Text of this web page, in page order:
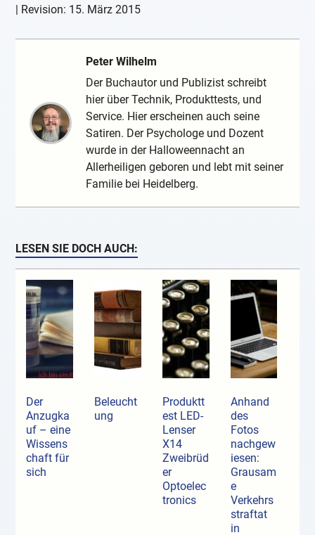
| Revision: 15. März 2015
Peter Wilhelm
Der Buchautor und Publizist schreibt
hier über Technik, Produkttests, und
Service. Hier erscheinen auch seine
Satiren. Der Psychologe und Dozent
wurde in der Halloweennacht an
Allerheiligen geboren und lebt mit seiner
Familie bei Heidelberg.
LESEN SIE DOCH AUCH:
Der
Anzugka
uf ­– eine
Wissens
chaft für
sich
Beleucht
ung
Produktt
est LED-
Lenser
X14
Zweibrüd
er
Optoelec
tronics
Anhand
des
Fotos
nachgew
iesen:
Grausam
e
Verkehrs
straftat
in